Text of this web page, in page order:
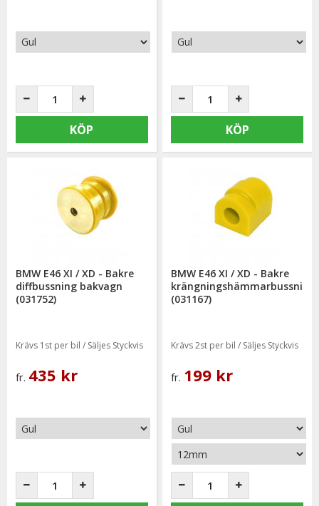
KÖP KÖP
BMW E46 XI / XD - Bakre
diffbussning bakvagn
(031752)
Krävs 1st per bil / Säljes Styckvis
fr. 435 kr
BMW E46 XI / XD - Bakre
krängningshämmarbussning
(031167)
Krävs 2st per bil / Säljes Styckvis
fr. 199 kr